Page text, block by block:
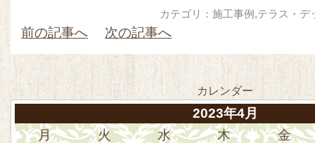
カテゴリ： 施工事例,テラス・デ
前の記事へ 次の記事へ
カレンダー
2023年4月
月
火 水 木 金